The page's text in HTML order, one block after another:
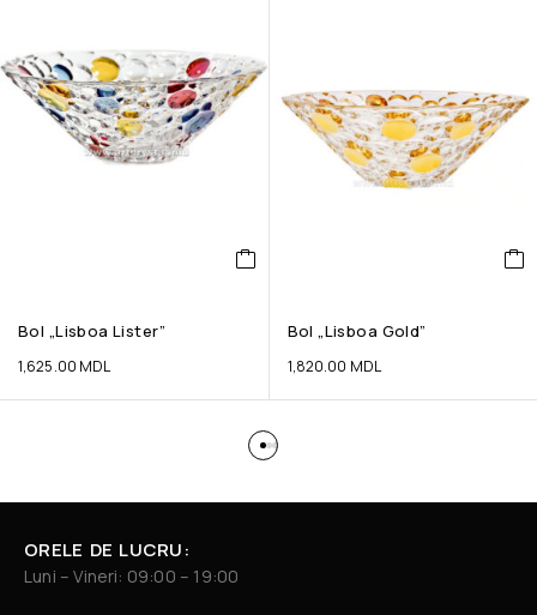
Bol „Lisboa Lister”
1,625.00 MDL
Bol „Lisboa Gold”
1,820.00 MDL
ORELE DE LUCRU:
Luni – Vineri: 09:00 – 19:00